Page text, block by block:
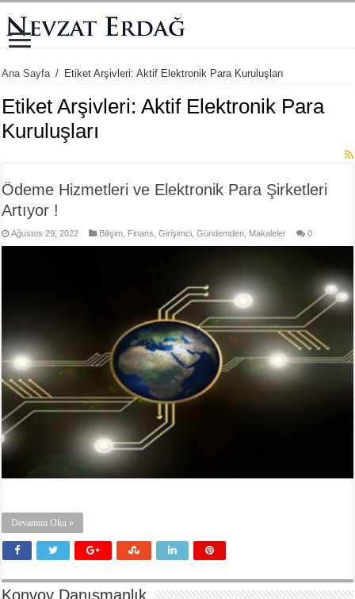
Ana Sayfa / Etiket Arşivleri: Aktif Elektronik Para Kuruluşları
Etiket Arşivleri:Aktif Elektronik Para
Kuruluşları
Ödeme Hizmetleri ve Elektronik Para Şirketleri
Artıyor !
Ağustos 29, 2022 Bilişim Finans ,Girişimci ,Gündemden Makaleler 0
Devamını Oku »
Konvoy Danışmanlık